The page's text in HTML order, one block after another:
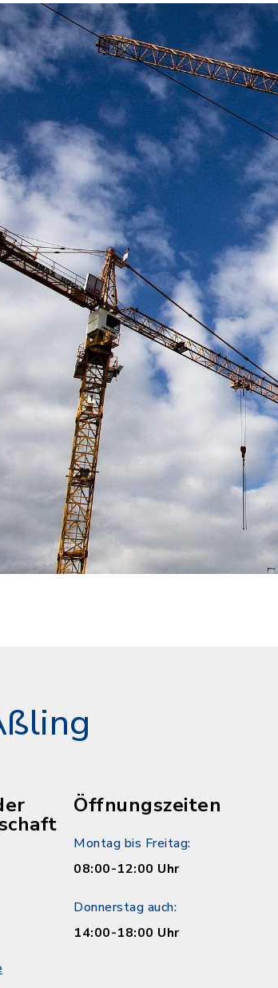
Öffnungszeiten
Montag bis Freitag:
08:00-12:00 Uhr
Donnerstag auch:
14:00-18:00 Uhr